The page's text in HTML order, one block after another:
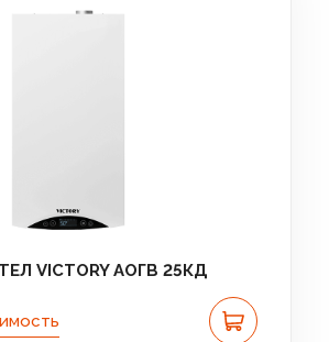
VICTORY АОГВ 25КД